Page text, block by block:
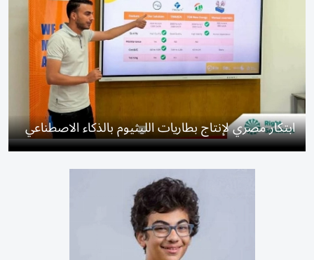
ابتكار مصري لإنتاج بطاريات الليثيوم بالذكاء الاصطناعي